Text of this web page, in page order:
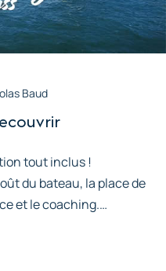
Baud
tout inclus !
du bateau, la place de
et le coaching.…